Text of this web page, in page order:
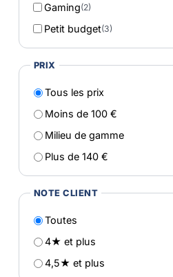
Gaming(2)
Petit budget(3)
PRIX
Tous les prix
Moins de 100 €
Milieu de gamme
Plus de 140 €
NOTE CLIENT
Toutes
4★ et plus
4,5★ et plus